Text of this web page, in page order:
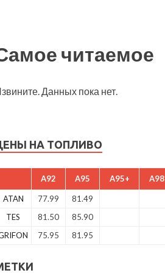
читаемое
Данных пока нет.
НА ТОПЛИВО
A92 A95 A95+ A98
ATAN 77.99 81.49
TES
81.50 85.90
75.95 81.95